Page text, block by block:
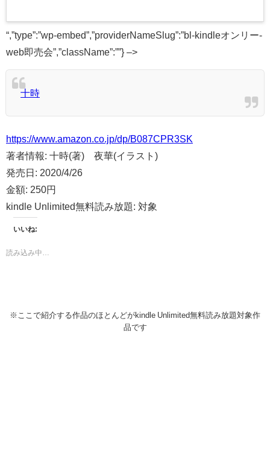
“,”type”:”wp-embed”,”providerNameSlug”:”bl-kindleオンリー-
web即売会”,”className”:””} –>
十時
https://www.amazon.co.jp/dp/B087CPR3SK
著者情報: 十時(著) 夜華(イラスト)
発売日: 2020/4/26
金額: 250円
kindle Unlimited無料読み放題: 対象
いいね:
読み込み中…
※ここで紹介する作品のほとんどがkindle Unlimited無料読み放題対象作
品です